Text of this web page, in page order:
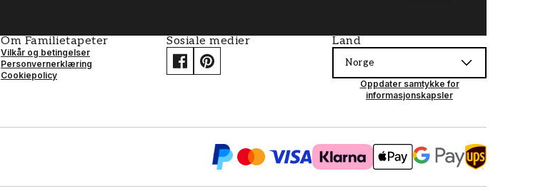
Om Familietapeter
Vilkår og betingelser
Personvernerklæring
Cookiepolicy
Sosiale medier Land
Norge
Oppdater samtykke for
informasjonskapsler